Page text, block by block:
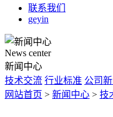
联系我们
geyin
News center
新闻中心
技术交流 行业标准 公司新
网站首页 > 新闻中心 > 技